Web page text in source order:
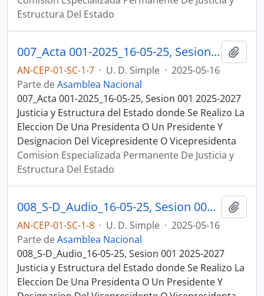
Estructura Del Estado
007_Acta 001-2025_16-05-25, Sesion 001 Justicia y Estructura del Estado
AN-CEP-01-SC-1-7 · U. D. Simple · 2025-05-16
Parte deAsamblea Nacional
007_Acta 001-2025_16-05-25, Sesion 001 2025-2027
Justicia y Estructura del Estado donde Se Realizo La
Eleccion De Una Presidenta O Un Presidente Y
Designacion Del Vicepresidente O Vicepresidenta
Comision Especializada Permanente De Justicia y
Estructura Del Estado
008_S-D_Audio_16-05-25, Sesion 001 Justicia y Estructura del Estado
AN-CEP-01-SC-1-8 · U. D. Simple · 2025-05-16
Parte deAsamblea Nacional
008_S-D_Audio_16-05-25, Sesion 001 2025-2027
Justicia y Estructura del Estado donde Se Realizo La
Eleccion De Una Presidenta O Un Presidente Y